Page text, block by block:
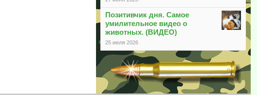
Позитивчик дня. Самое
умилительное видео о
животных. (ВИДЕО)
25 июля 2026